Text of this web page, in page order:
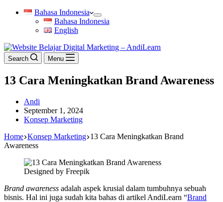
Bahasa Indonesia
Bahasa Indonesia
English
Search Menu
13 Cara Meningkatkan Brand Awareness
Andi
September 1, 2024
Konsep Marketing
Home Konsep Marketing 13 Cara Meningkatkan Brand
Awareness
Designed by Freepik
Brand awareness adalah aspek krusial dalam tumbuhnya sebuah
bisnis. Hal ini juga sudah kita bahas di artikel AndiLearn “Brand